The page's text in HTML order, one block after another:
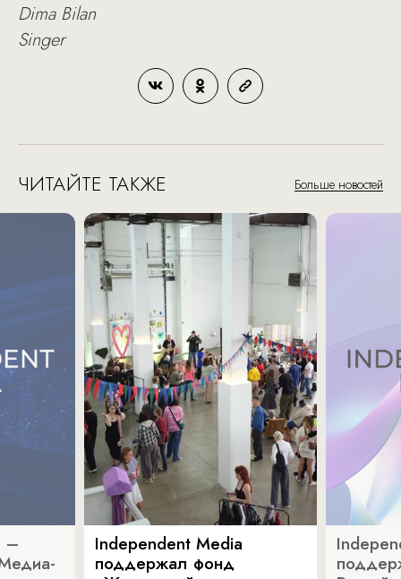
Dima Bilan
Singer
ЧИТАЙТЕ ТАКЖЕ Больше новостей
–
Independent Media
поддержал фонд